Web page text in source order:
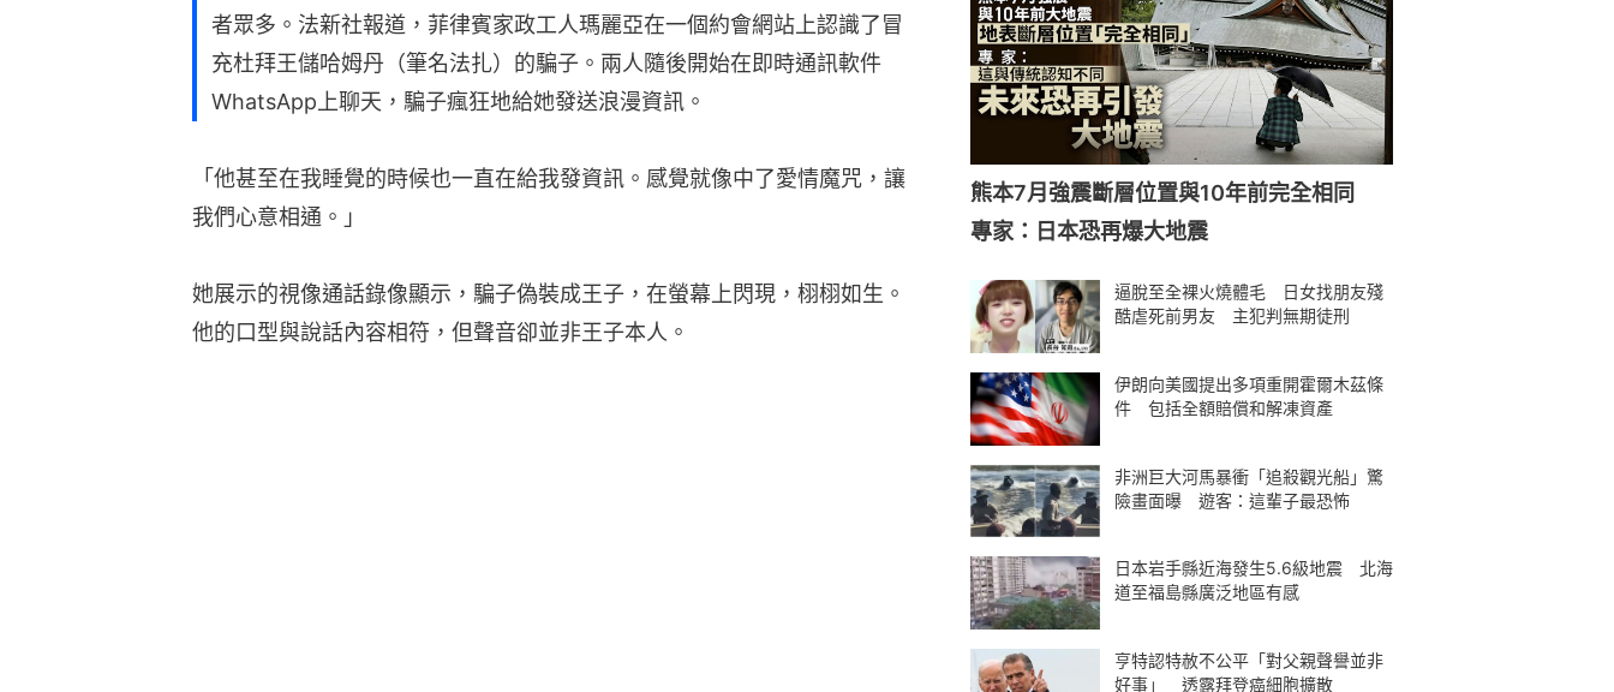
者眾多。法新社報道，菲律賓家政工人瑪麗亞在一個約會網站上認識了冒
充杜拜王儲哈姆丹（筆名法扎）的騙子。兩人隨後開始在即時通訊軟件
WhatsApp上聊天，騙子瘋狂地給她發送浪漫資訊。
「他甚至在我睡覺的時候也一直在給我發資訊。感覺就像中了愛情魔咒，讓
我們心意相通。」
她展示的視像通話錄像顯示，騙子偽裝成王子，在螢幕上閃現，栩栩如生。
他的口型與說話內容相符，但聲音卻並非王子本人。
熊本7月強震斷層位置與10年前完全相同
專家：日本恐再爆大地震
逼脫至全裸火燒體毛 日女找朋友殘
酷虐死前男友 主犯判無期徒刑
伊朗向美國提出多項重開霍爾木茲條
件 包括全額賠償和解凍資產
非洲巨大河馬暴衝「追殺觀光船」驚
險畫面曝 遊客：這輩子最恐怖
日本岩手縣近海發生5.6級地震 北海
道至福島縣廣泛地區有感
亨特認特赦不公平「對父親聲譽並非
好事」 透露拜登癌細胞擴散